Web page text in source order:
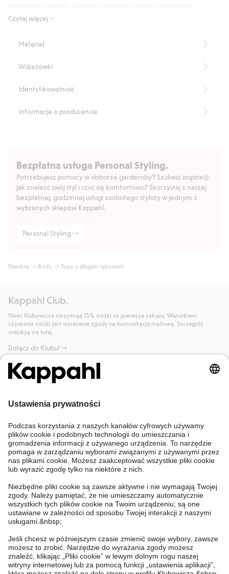
Czytaj więcej
zakładanie i zdejmowanie. Gumka w otworach na nogi i mankiety z
uroczystości. Można stworzyć zestaw dla rodzeństwa, łącząc z innymi
Produkt zawiera 100% bawełny ekologicznej.
Organic cotton- GOTS
Materiał
Wskazówki
Identyfikowalność
Informacje o producencie
Bezpłatna usługa Personal Styling.
Potrzebujesz pomocy w doborze garderoby? Szukasz inspiracji
jak znaleźć swój styl i czuć się komfortowo? Skorzystaj z naszej
bezpłatnej, godzinnej usługi osobistego stylisty w jednym z
wybranych sklepów Kappahl.
Personal Styling
Newbie Body Topy z długim rękawem
Kappahl Club.
Nowi Klubowicze otrzymują 15% zniżki na pierwsze zakupy. Warunkiem
uzyskania zniżki jest wyrażenie zgody na komunikację mailową. Szczegóły
znajdują się tutaj.
Dołącz do Klubu!
Potrzebujesz pomocy?
Sklep internetowy
Częste pytania
Twoje zamówienie
Skontaktuj się z nami
Znajdź sklep
Kappahl Club
Mój profil
Kappahl Club
Warunki członkostwa
O nas
O Kappahl Group
Zrównoważony rozwój
Praca u nas
Warunki i zasady
Ogólne warunki zakupu
Więcej od nas